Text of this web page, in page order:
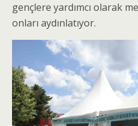
gençlere yardımcı olarak
onları aydınlatıyor.